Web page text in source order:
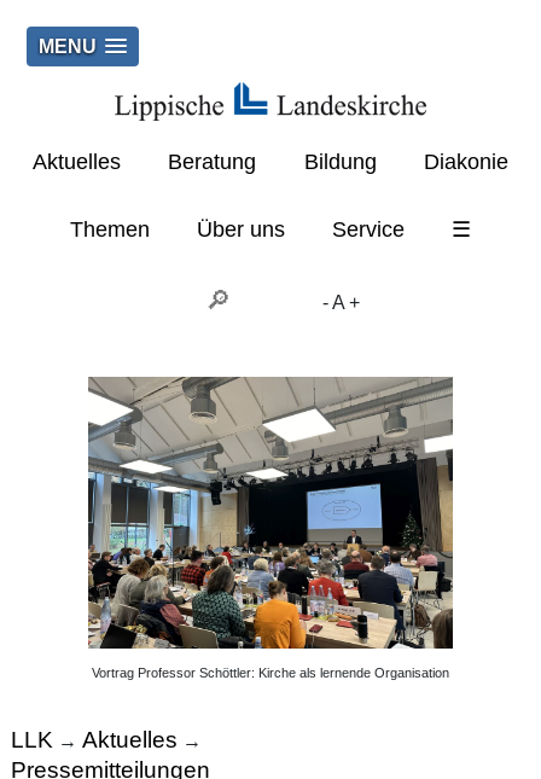
MENU
Aktuelles Beratung Bildung Diakonie
Themen Über uns Service ☰
-A +
Vortrag Professor Schöttler: Kirche als lernende Organisation
LLK → Aktuelles →
Pressemitteilungen